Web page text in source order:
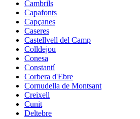
Cambrils
Capafonts
Capçanes
Caseres
Castellvell del Camp
Colldejou
Conesa
Constantí
Corbera d'Ebre
Cornudella de Montsant
Creixell
Cunit
Deltebre